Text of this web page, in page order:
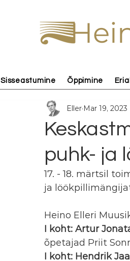
Sisseastumine Õppimine
puhk- ja
Eller Mar 19, 2023
17. - 18. märtsil
ja
Heino Elleri
I koht: Artur
õpetajad Priit
I koht: Hendrik